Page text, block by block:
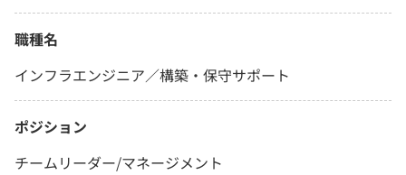
職種名
インフラエンジニア／構築・保守サポート
ポジション
チームリーダー/マネージメント